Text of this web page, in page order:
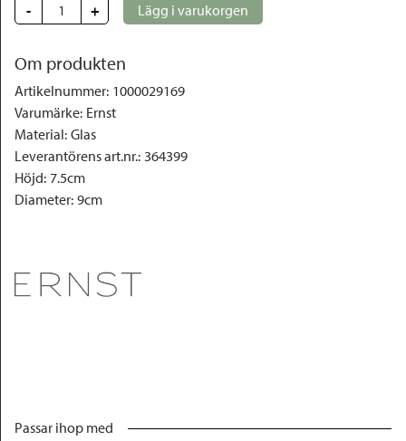
- + Lägg i varukorgen
Om produkten
Artikelnummer: 1000029169
Varumärke: Ernst
Material: Glas
Leverantörens art.nr.: 364399
Höjd: 7.5cm
Diameter: 9cm
Passar ihop med